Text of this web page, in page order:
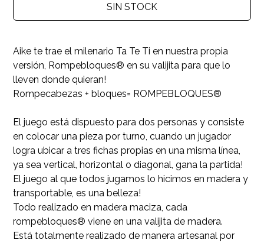
SIN STOCK
Aike te trae el milenario Ta Te Ti en nuestra propia
versión, Rompebloques® en su valijita para que lo
lleven donde quieran!
Rompecabezas + bloques= ROMPEBLOQUES®
El juego está dispuesto para dos personas y consiste
en colocar una pieza por turno, cuando un jugador
logra ubicar a tres fichas propias en una misma línea,
ya sea vertical, horizontal o diagonal, gana la partida!
El juego al que todos jugamos lo hicimos en madera y
transportable, es una belleza!
Todo realizado en madera maciza, cada
rompebloques® viene en una valijita de madera.
Está totalmente realizado de manera artesanal por